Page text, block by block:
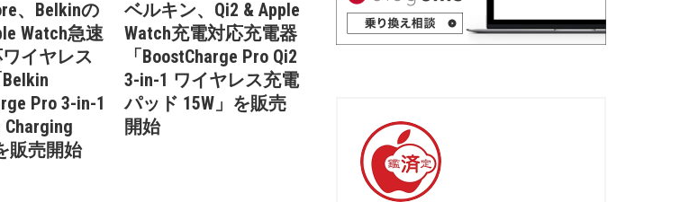
、Belkinの
Watch急速
イヤレス
Pro 3-in-1
販売開始
ベルキン、Qi2 & Apple
Watch充電対応充電器
「BoostCharge Pro Qi2
3-in-1 ワイヤレス充電
パッド 15W」を販売
開始